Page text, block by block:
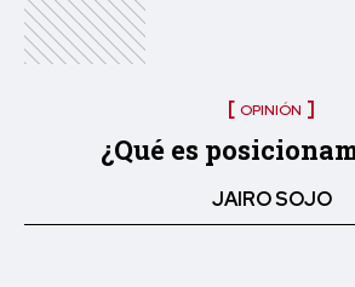
OPINIÓN
¿Qué es
JAIRO SOJO